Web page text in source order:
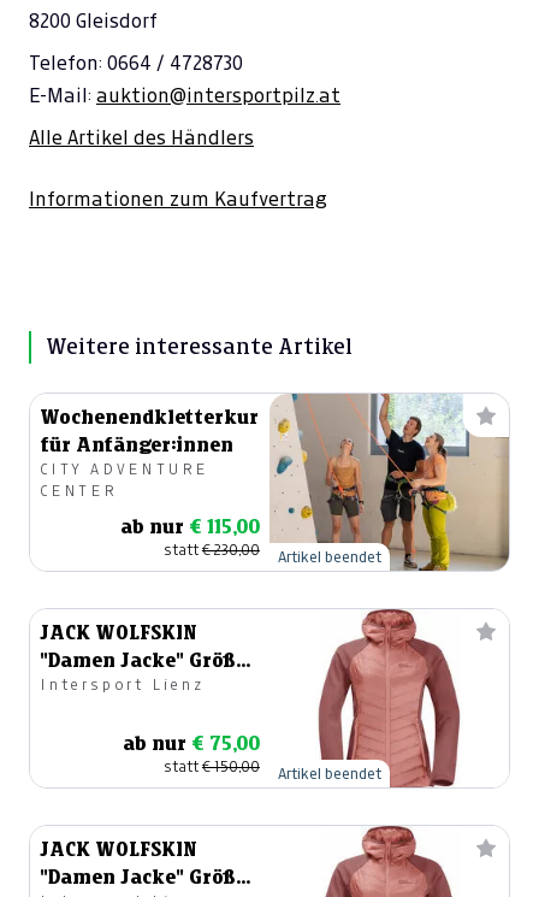
8200 Gleisdorf
Telefon: 0664 / 4728730
E-Mail: auktion@intersportpilz.at
Alle Artikel des Händlers
Informationen zum Kaufvertrag
Weitere interessante Artikel
Wochenendkletterkurs
für Anfänger:innen
CITY ADVENTURE
CENTER
ab nur € 115,00
statt€ 230,00 Artikel beendet
JACK WOLFSKIN
"Damen Jacke" Größe
36
Intersport Lienz
ab nur € 75,00
statt€ 150,00 Artikel beendet
JACK WOLFSKIN
"Damen Jacke" Größe